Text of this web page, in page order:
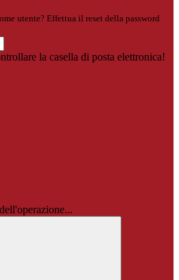
utente? Effettua il reset della password
la casella di posta elettronica!